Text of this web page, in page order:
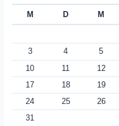
M D M
3
4 5
10
11 12
17
18 19
24
25 26
31